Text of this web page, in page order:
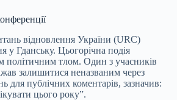
відновлення України (URC)
у Гданську. Цьогорічна подія
політичним тлом. Один з учасників
залишитися неназваним через
для публічних коментарів, зазначив:
цього року”.